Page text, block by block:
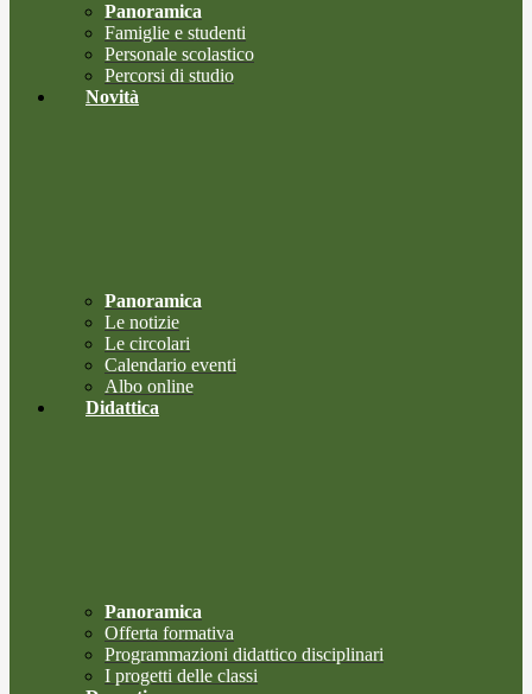
Panoramica
Famiglie e studenti
Personale scolastico
Percorsi di studio
Novità
Panoramica
Le notizie
Le circolari
Calendario eventi
Albo online
Didattica
Panoramica
Offerta formativa
Programmazioni didattico disciplinari
I progetti delle classi